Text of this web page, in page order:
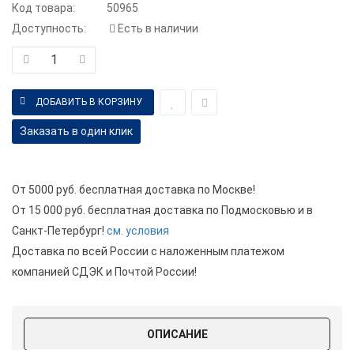
Код товара:
50965
Доступность:
Есть в наличии
Заказать в один клик
От 5000 руб. бесплатная доставка по Москве!
От 15 000 руб. бесплатная доставка по Подмосковью и в
Санкт-Петербург! см. условия
Доставка по всей России с наложенным платежом
компанией СДЭК и Почтой России!
ОПИСАНИЕ